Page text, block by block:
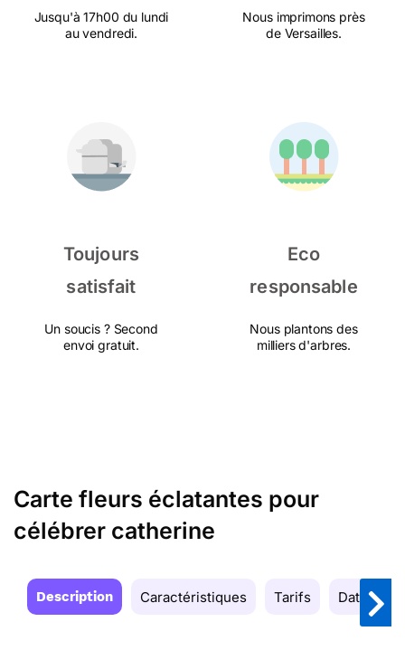
Jusqu'à 17h00 du lundi
au vendredi.
Nous imprimons près
de Versailles.
Toujours
satisfait
Un soucis ? Second
envoi gratuit.
Eco
responsable
Nous plantons des
milliers d'arbres.
Carte fleurs éclatantes pour
célébrer catherine
Description Caractéristiques Tarifs Date de